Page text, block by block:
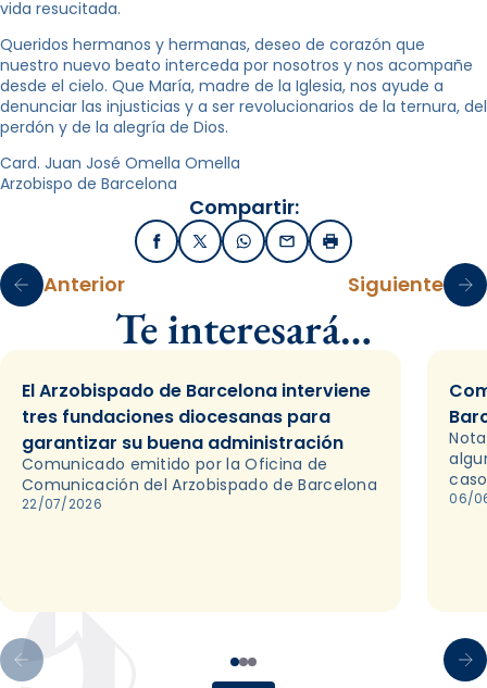
vida resucitada.
Queridos hermanos y hermanas, deseo de corazón que
nuestro nuevo beato interceda por nosotros y nos acompañe
desde el cielo. Que María, madre de la Iglesia, nos ayude a
denunciar las injusticias y a ser revolucionarios de la ternura, del
perdón y de la alegría de Dios.
Card. Juan José Omella Omella
Arzobispo de Barcelona
Compartir:
FacebookX / TwitterWhatsApp
EmailImprimir
Anterior Siguiente
Te interesará…
El Arzobispado de Barcelona interviene
tres fundaciones diocesanas para
garantizar su buena administración
Comunicado emitido por la Oficina de
Comunicación del Arzobispado de Barcelona
22/07/2026 06/